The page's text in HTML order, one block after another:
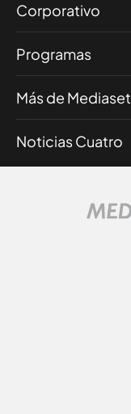
Corporativo
Programas
Más de Mediaset
Noticias Cuatro